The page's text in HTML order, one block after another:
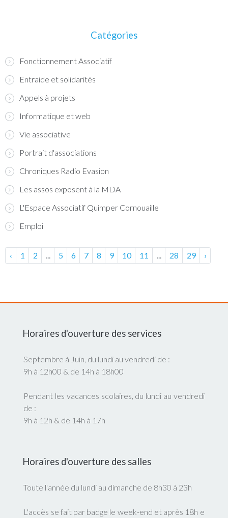
Catégories
Fonctionnement Associatif
Entraide et solidarités
Appels à projets
Informatique et web
Vie associative
Portrait d'associations
Chroniques Radio Evasion
Les assos exposent à la MDA
L'Espace Associatif Quimper Cornouaille
Emploi
‹ 1 2 5 6 7 8 9 10 11 28 29 ›
Horaires d'ouverture des services
Septembre à Juin, du lundi au vendredi de :
9h à 12h00 & de 14h à 18h00
Pendant les vacances scolaires, du lundi au vendredi
de :
9h à 12h & de 14h à 17h
Horaires d'ouverture des salles
Toute l'année du lundi au dimanche de 8h30 à 23h
L'accès se fait par badge le week-end et après 18h e